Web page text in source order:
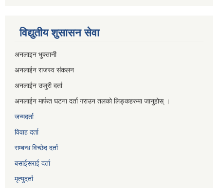
विद्युतीय शुसासन सेवा
अनलाइन भुक्तानी
अनलाईन राजस्व संकलन
अनलाईन उजुरी दर्ता
अनलाईन मार्फत घटना दर्ता गराउन तलको लिङ्कहरुमा जानुहोस् ।
जन्मदर्ता
विवाह दर्ता
सम्बन्ध विच्छेद दर्ता
बसाईसराई दर्ता
मृत्युदर्ता